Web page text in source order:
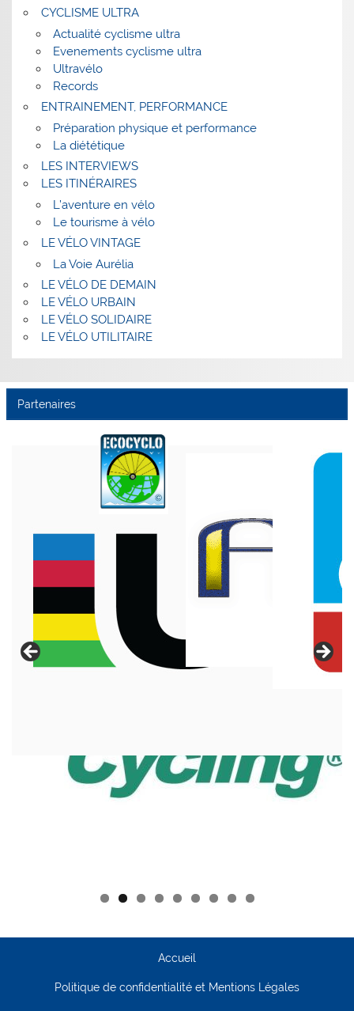
CYCLISME ULTRA
Actualité cyclisme ultra
Evenements cyclisme ultra
Ultravélo
Records
ENTRAINEMENT, PERFORMANCE
Préparation physique et performance
La diététique
LES INTERVIEWS
LES ITINÉRAIRES
L’aventure en vélo
Le tourisme à vélo
LE VÉLO VINTAGE
La Voie Aurélia
LE VÉLO DE DEMAIN
LE VÉLO URBAIN
LE VÉLO SOLIDAIRE
LE VÉLO UTILITAIRE
Partenaires
Accueil
Politique de confidentialité et Mentions Légales